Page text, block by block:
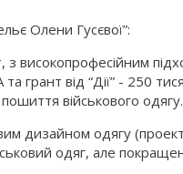
Олени Гусєвої”:
високопрофесійним
грант від “Дії” - 250
військового
дизайном одягу
одяг, але